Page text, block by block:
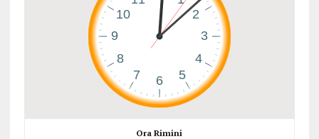
Ora Rimini